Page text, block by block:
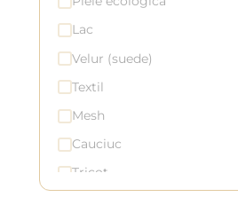
Lac
Velur (suede)
Textil
Mesh
Cauciuc
Tricot